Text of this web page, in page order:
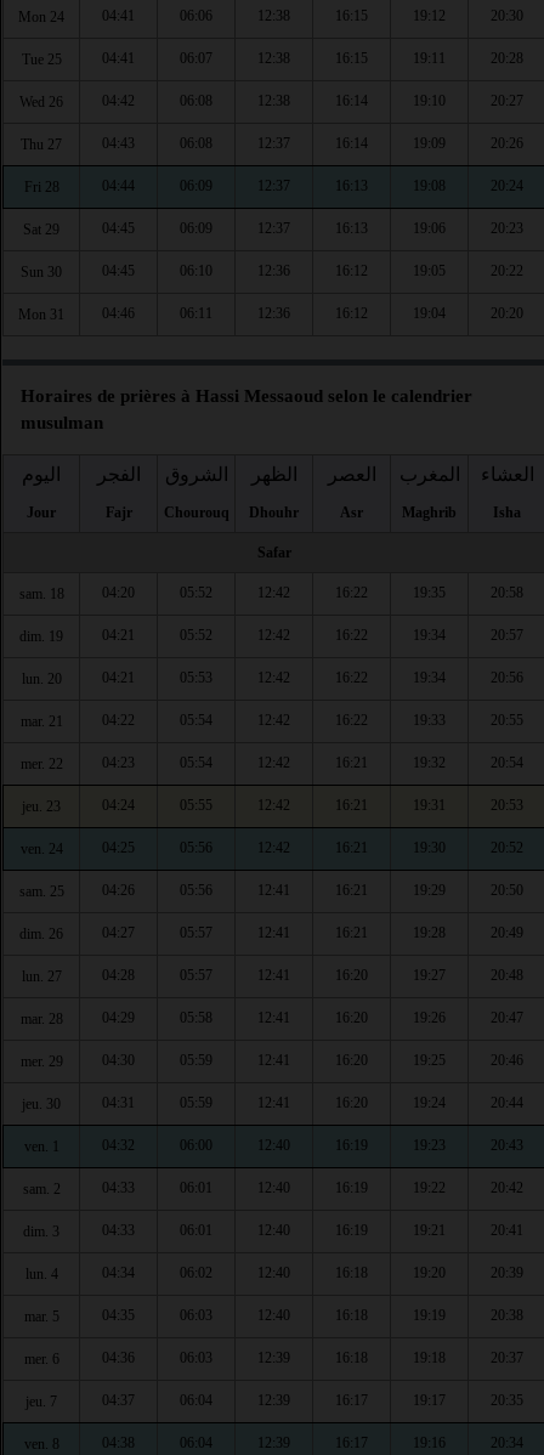
Mon 24 04:41 06:06 12:38 16:15 19:12 20:30
Tue 25 04:41 06:07 12:38 16:15 19:11 20:28
Wed 26 04:42 06:08 12:38 16:14 19:10 20:27
Thu 27 04:43 06:08 12:37 16:14 19:09 20:26
Fri 28 04:44 06:09 12:37 16:13 19:08 20:24
Sat 29 04:45 06:09 12:37 16:13 19:06 20:23
Sun 30 04:45 06:10 12:36 16:12 19:05 20:22
Mon 31 04:46 06:11 12:36 16:12 19:04 20:20
Horaires de prières à Hassi Messaoud selon le calendrier
musulman
اليوم
Jour
الفجر
Fajr
الشروق
Chourouq
الظهر
Dhouhr
العصر
Asr
المغرب
Maghrib
العشاء
Isha
Safar
sam. 18 04:20 05:52 12:42 16:22 19:35 20:58
dim. 19 04:21 05:52 12:42 16:22 19:34 20:57
lun. 20 04:21 05:53 12:42 16:22 19:34 20:56
mar. 21 04:22 05:54 12:42 16:22 19:33 20:55
mer. 22 04:23 05:54 12:42 16:21 19:32 20:54
jeu. 23 04:24 05:55 12:42 16:21 19:31 20:53
ven. 24 04:25 05:56 12:42 16:21 19:30 20:52
sam. 25 04:26 05:56 12:41 16:21 19:29 20:50
dim. 26 04:27 05:57 12:41 16:21 19:28 20:49
lun. 27 04:28 05:57 12:41 16:20 19:27 20:48
mar. 28 04:29 05:58 12:41 16:20 19:26 20:47
mer. 29 04:30 05:59 12:41 16:20 19:25 20:46
jeu. 30 04:31 05:59 12:41 16:20 19:24 20:44
ven. 1 04:32 06:00 12:40 16:19 19:23 20:43
sam. 2 04:33 06:01 12:40 16:19 19:22 20:42
dim. 3 04:33 06:01 12:40 16:19 19:21 20:41
lun. 4 04:34 06:02 12:40 16:18 19:20 20:39
mar. 5 04:35 06:03 12:40 16:18 19:19 20:38
mer. 6 04:36 06:03 12:39 16:18 19:18 20:37
jeu. 7 04:37 06:04 12:39 16:17 19:17 20:35
ven. 8 04:38 06:04 12:39 16:17 19:16 20:34